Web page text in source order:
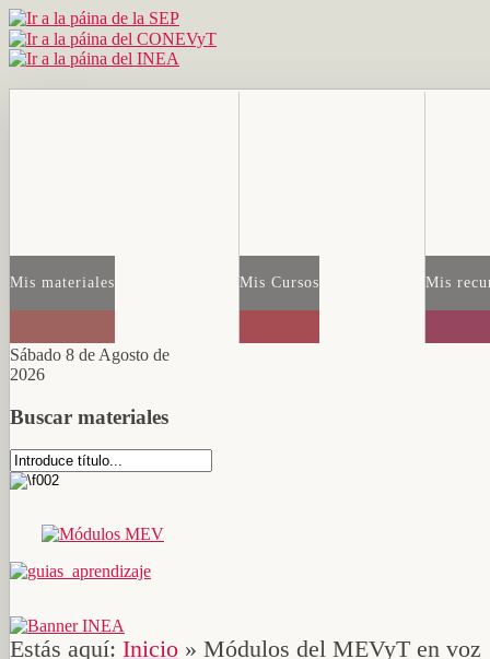
Mis materiales Mis Cursos Mis
Sábado 8 de Agosto de
2026
Buscar materiales
Estás aquí: Inicio » Módulos del MEVyT en voz